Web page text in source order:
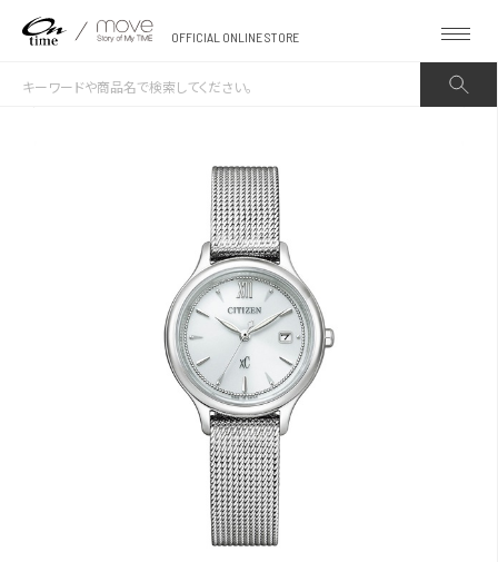
OFFICIAL ONLINE STORE